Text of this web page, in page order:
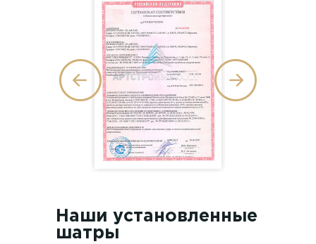
Наши установленные
шатры